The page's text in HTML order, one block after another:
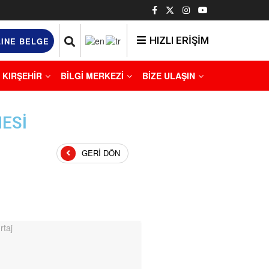
BELGE HIZLI ERİŞİM
KIRŞEHİR BİLGİ MERKEZİ BİZE ULAŞIN
GERI DÖN